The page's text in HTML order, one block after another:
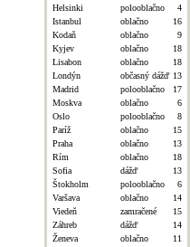
Helsinki
polooblačno
4
Istanbul
oblačno
16
Kodaň
oblačno
9
Kyjev
oblačno
18
Lisabon
oblačno
18
Londýn
občasný dážď 13
Madrid
polooblačno
17
Moskva
oblačno
6
Oslo
polooblačno
8
Paríž
oblačno
15
Praha
oblačno
13
Rím
oblačno
18
Sofia
dážď
13
Štokholm
polooblačno
6
Varšava
oblačno
14
Viedeň
zamračené
15
Záhreb
dážď
14
Ženeva
oblačno 11